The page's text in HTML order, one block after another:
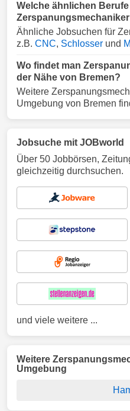
Welche ähnlichen
Ähnliche Jobsuchen für
z.B. CNC, Schlosser und
Wo findet man
der Nähe von Bremen?
Weitere
Umgebung von Bremen
Jobsuche mit JOBworld
Über 50 Jobbörsen,
gleichzeitig durchsuchen.
und viele weitere ...
Weitere
Umgebung